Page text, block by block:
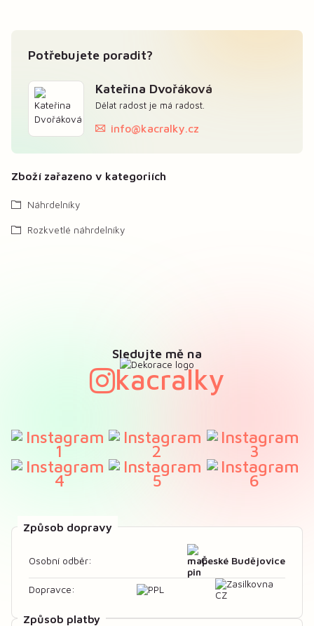
Potřebujete poradit?
Kateřina Dvořáková
Dělat radost je má radost.
info@kacralky.cz
Zboží zařazeno v kategoriích
Náhrdelníky
Rozkvetlé náhrdelníky
Sledujte mě na
kacralky
Způsob dopravy
Osobní odběr: České Budějovice
Dopravce:
Způsob platby